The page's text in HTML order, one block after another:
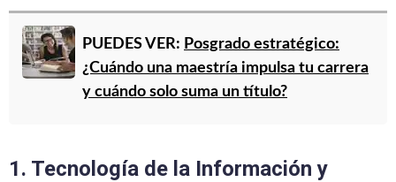
PUEDES VER: Posgrado estratégico:
¿Cuándo una maestría impulsa tu carrera
y cuándo solo suma un título?
1. Tecnología de la Información y